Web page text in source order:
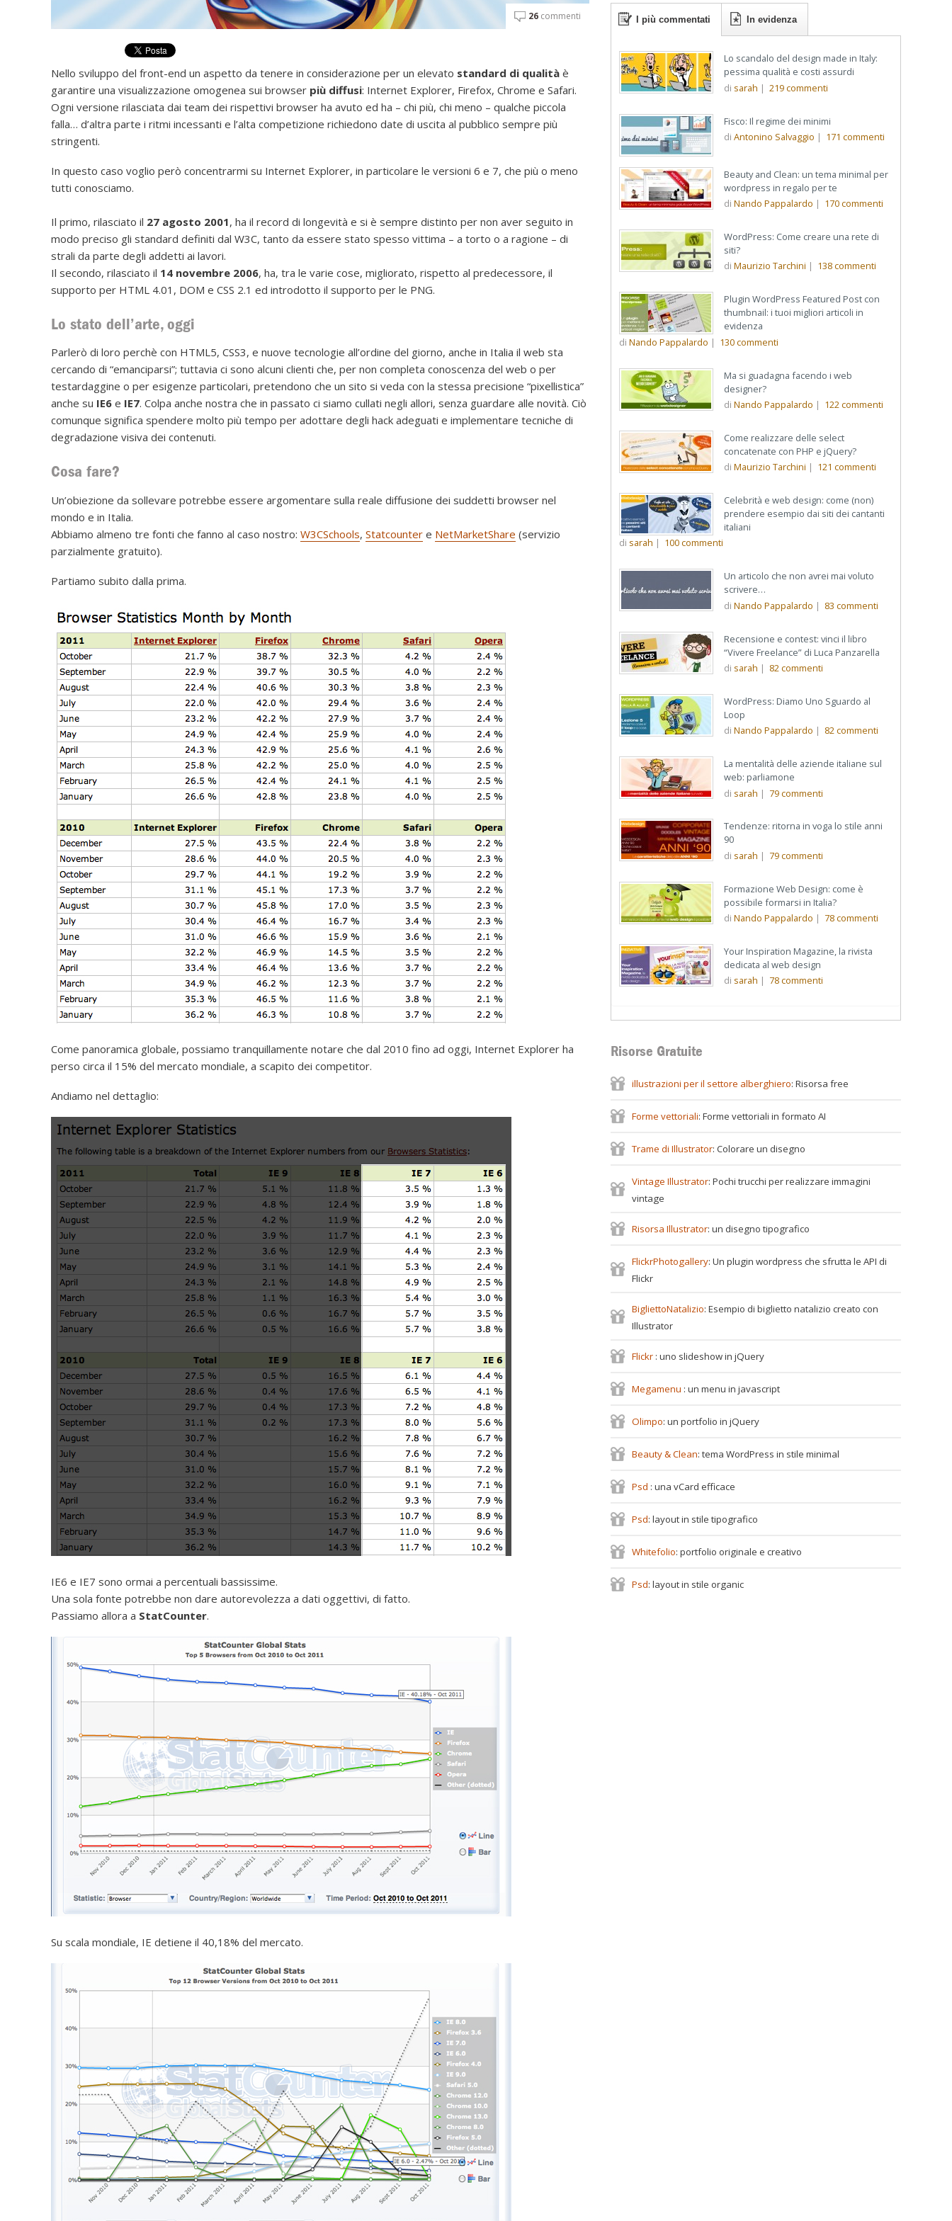
26 commenti
Nello sviluppo del front-end un aspetto da tenere in considerazione per un elevato standard di qualità è
garantire una visualizzazione omogenea sui browser più diffusi: Internet Explorer, Firefox, Chrome e Safari.
Ogni versione rilasciata dai team dei rispettivi browser ha avuto ed ha – chi più, chi meno – qualche piccola
falla… d’altra parte i ritmi incessanti e l’alta competizione richiedono date di uscita al pubblico sempre più
stringenti.
In questo caso voglio però concentrarmi su Internet Explorer, in particolare le versioni 6 e 7, che più o meno
tutti conosciamo.
Il primo, rilasciato il 27 agosto 2001, ha il record di longevità e si è sempre distinto per non aver seguito in
modo preciso gli standard definiti dal W3C, tanto da essere stato spesso vittima – a torto o a ragione – di
strali da parte degli addetti ai lavori.
Il secondo, rilasciato il 14 novembre 2006, ha, tra le varie cose, migliorato, rispetto al predecessore, il
supporto per HTML 4.01, DOM e CSS 2.1 ed introdotto il supporto per le PNG.
Lo stato dell’arte, oggi
Parlerò di loro perchè con HTML5, CSS3, e nuove tecnologie all’ordine del giorno, anche in Italia il web sta
cercando di “emanciparsi”; tuttavia ci sono alcuni clienti che, per non completa conoscenza del web o per
testardaggine o per esigenze particolari, pretendono che un sito si veda con la stessa precisione “pixellistica”
anche su IE6 e IE7. Colpa anche nostra che in passato ci siamo cullati negli allori, senza guardare alle novità. Ciò
comunque significa spendere molto più tempo per adottare degli hack adeguati e implementare tecniche di
degradazione visiva dei contenuti.
Cosa fare?
Un’obiezione da sollevare potrebbe essere argomentare sulla reale diffusione dei suddetti browser nel
mondo e in Italia.
Abbiamo almeno tre fonti che fanno al caso nostro: W3CSchools, Statcounter e NetMarketShare (servizio
parzialmente gratuito).
Partiamo subito dalla prima.
Come panoramica globale, possiamo tranquillamente notare che dal 2010 fino ad oggi, Internet Explorer ha
perso circa il 15% del mercato mondiale, a scapito dei competitor.
Andiamo nel dettaglio:
IE6 e IE7 sono ormai a percentuali bassissime.
Una sola fonte potrebbe non dare autorevolezza a dati oggettivi, di fatto.
Passiamo allora a StatCounter.
Su scala mondiale, IE detiene il 40,18% del mercato.
I più commentati In evidenza
Lo scandalo del design made in Italy:
pessima qualità e costi assurdi
di sarah | 219commenti
Fisco: Il regime dei minimi
di Antonino Salvaggio | 171 commenti
Beauty and Clean: un tema minimal per
wordpress in regalo per te
di Nando Pappalardo | 170commenti
WordPress: Come creare una rete di
siti?
di Maurizio Tarchini | 138commenti
Plugin WordPress Featured Post con
thumbnail: i tuoi migliori articoli in
evidenza
di Nando Pappalardo | 130commenti
Ma si guadagna facendo i web
designer?
di Nando Pappalardo | 122commenti
Come realizzare delle select
concatenate con PHP e jQuery?
di Maurizio Tarchini | 121 commenti
Celebrità e web design: come (non)
prendere esempio dai siti dei cantanti
italiani
di sarah | 100commenti
Un articolo che non avrei mai voluto
scrivere…
di Nando Pappalardo | 83 commenti
Recensione e contest: vinci il libro
“Vivere Freelance” di Luca Panzarella
di sarah | 82commenti
WordPress: Diamo Uno Sguardo al
Loop
di Nando Pappalardo | 82commenti
La mentalità delle aziende italiane sul
web: parliamone
di sarah | 79commenti
Tendenze: ritorna in voga lo stile anni
90
di sarah | 79commenti
Formazione Web Design: come è
possibile formarsi in Italia?
di Nando Pappalardo | 78commenti
Your Inspiration Magazine, la rivista
dedicata al web design
di sarah | 78commenti
Risorse Gratuite
illustrazioni per il settore alberghiero: Risorsa free
Forme vettoriali: Forme vettoriali in formato AI
Trame di Illustrator: Colorare un disegno
Vintage Illustrator: Pochi trucchi per realizzare immagini
vintage
Risorsa Illustrator: un disegno tipografico
FlickrPhotogallery: Un plugin wordpress che sfrutta le API di
Flickr
BigliettoNatalizio: Esempio di biglietto natalizio creato con
Illustrator
Flickr : uno slideshow in jQuery
Megamenu : un menu in javascript
Olimpo: un portfolio in jQuery
Beauty & Clean: tema WordPress in stile minimal
Psd : una vCard efficace
Psd: layout in stile tipografico
Whitefolio: portfolio originale e creativo
Psd: layout in stile organic